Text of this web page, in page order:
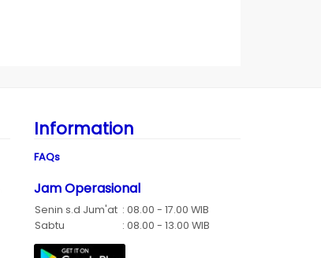
Information
FAQs
Jam Operasional
Senin s.d Jum'at : 08.00 - 17.00 WIB
Sabtu
: 08.00 - 13.00 WIB